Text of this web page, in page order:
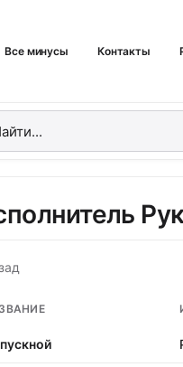
Все минусы Контакты